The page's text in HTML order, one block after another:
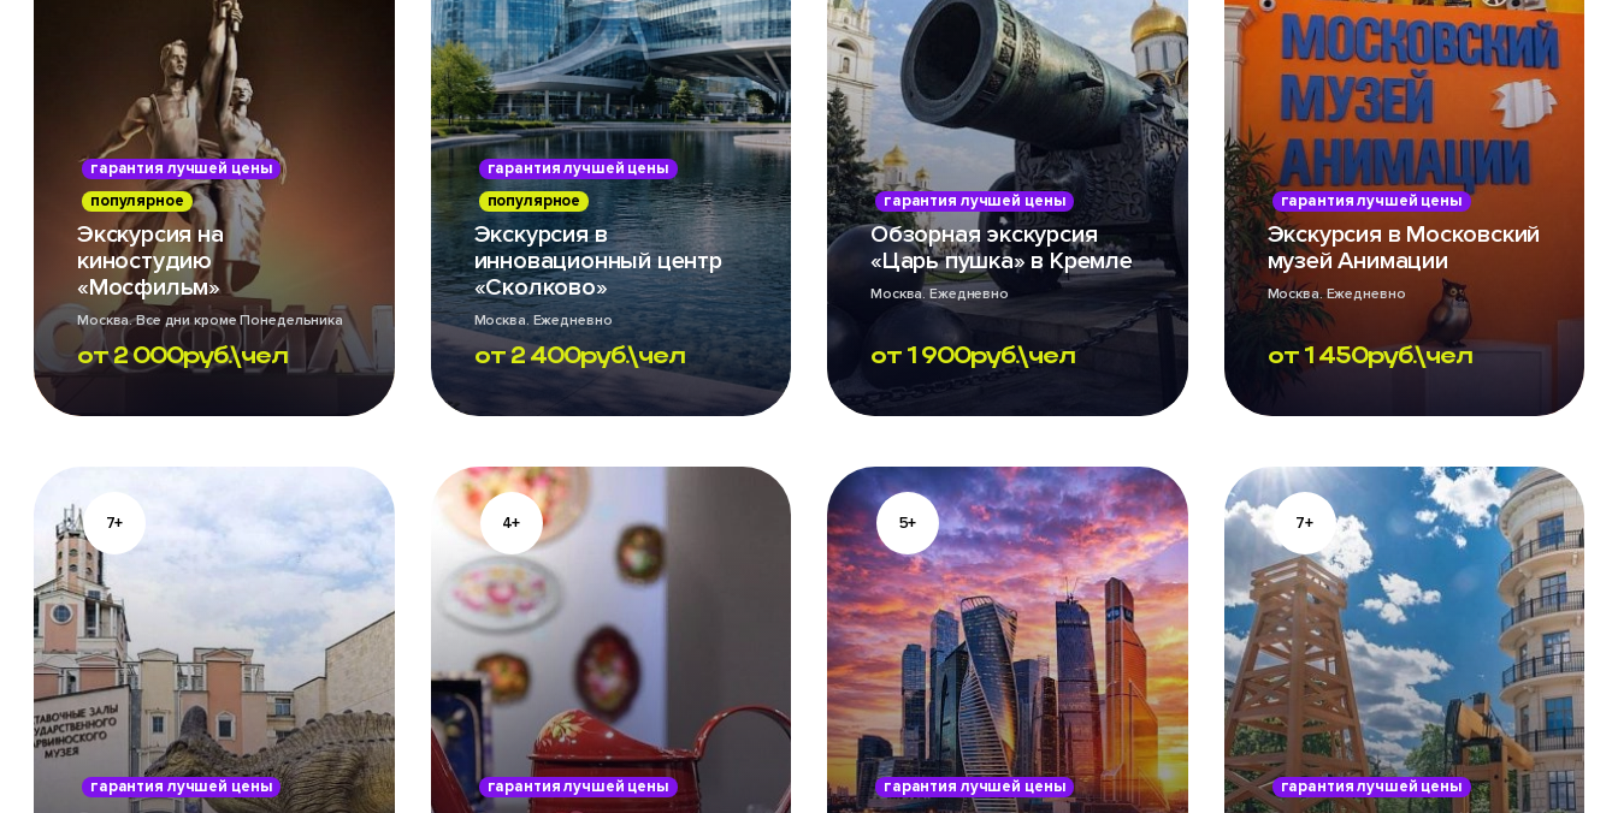
гарантия лучшей цены
популярное
Экскурсия на
киностудию
«Мосфильм»
Москва. Все дни кроме Понедельника
и Четверга
от2 000руб.\чел
гарантия лучшей цены
популярное
Экскурсия в
инновационный центр
«Сколково»
Москва. Ежедневно
от2 400руб.\чел
гарантия лучшей цены
Обзорная экскурсия
«Царь пушка» в Кремле
Москва. Ежедневно
от 1 900руб.\чел
гарантия лучшей цены
Экскурсия в Московский
музей Анимации
Москва. Ежедневно
от1 450руб.\чел
гарантия лучшей цены
7+
гарантия лучшей цены
4+
гарантия лучшей цены
5+
гарантия лучшей цены
7+